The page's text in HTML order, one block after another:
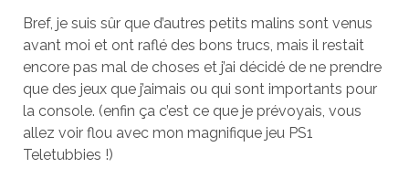
Bref, je suis sûr que d’autres petits malins sont venus
avant moi et ont raflé des bons trucs, mais il restait
encore pas mal de choses et j’ai décidé de ne prendre
que des jeux que j’aimais ou qui sont importants pour
la console. (enfin ça c’est ce que je prévoyais, vous
allez voir flou avec mon magnifique jeu PS1
Teletubbies !)